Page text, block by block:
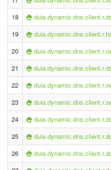
18
19
20
21
22
23
24
25
26